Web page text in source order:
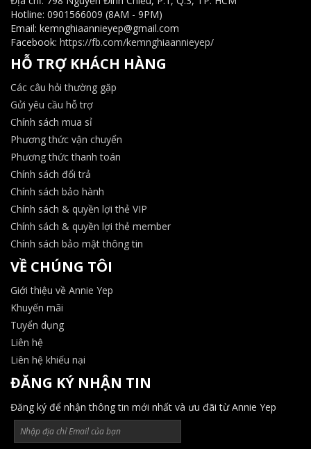
Hotline: 0901566009 (8AM - 9PM)
Email: kemnghiaannieyep@gmail.com
Facebook: https://fb.com/kemnghiaannieyep/
HỖ TRỢ KHÁCH HÀNG
Các câu hỏi thường gặp
Gửi yêu cầu hỗ trợ
Chính sách mua sỉ
Phương thức vận chuyển
Phương thức thanh toán
Chính sách đổi trả
Chính sách bảo hành
Chính sách & quyền lợi thẻ VIP
Chính sách & quyền lợi thẻ member
Chính sách bảo mật thông tin
VỀ CHÚNG TÔI
Giới thiệu về Annie Yep
Khuyến mãi
Tuyển dụng
Liên hệ
Liên hệ khiếu nại
ĐĂNG KÝ NHẬN TIN
Đăng ký để nhận thông tin mới nhất và ưu đãi từ Annie Yep